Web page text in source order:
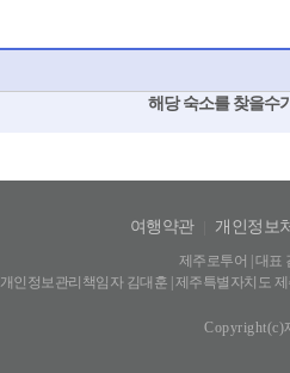
해당 숙소를 찾을수
여행약관| 개인정보
제주로투어 | 대표
개인정보관리책임자 김대훈 | 제주특별자치도
Copyright(c)